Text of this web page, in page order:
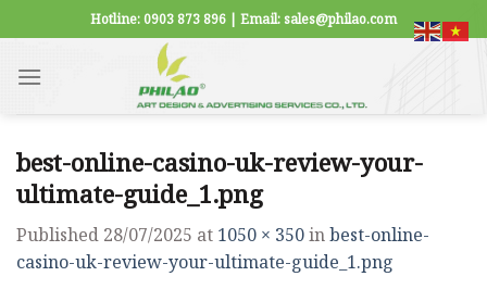
to
content
Hotline: 0903 873 896 | Email: sales@philao.com
best-online-casino-uk-review-your-
ultimate-guide_1.png
Published 28/07/2025 at 1050 × 350inbest-online-
casino-uk-review-your-ultimate-guide_1.png